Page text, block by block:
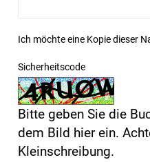
Ich möchte eine Kopie dieser
Sicherheitscode
Bitte geben Sie die
dem Bild hier ein.
Kleinschreibung.